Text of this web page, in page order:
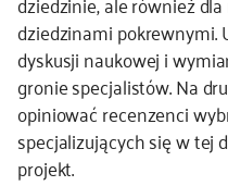
dziedzinami
dyskusji naukowej i
gronie specjalistów. Na
opiniować recenzenci
specjalizujących się w tej
projekt.